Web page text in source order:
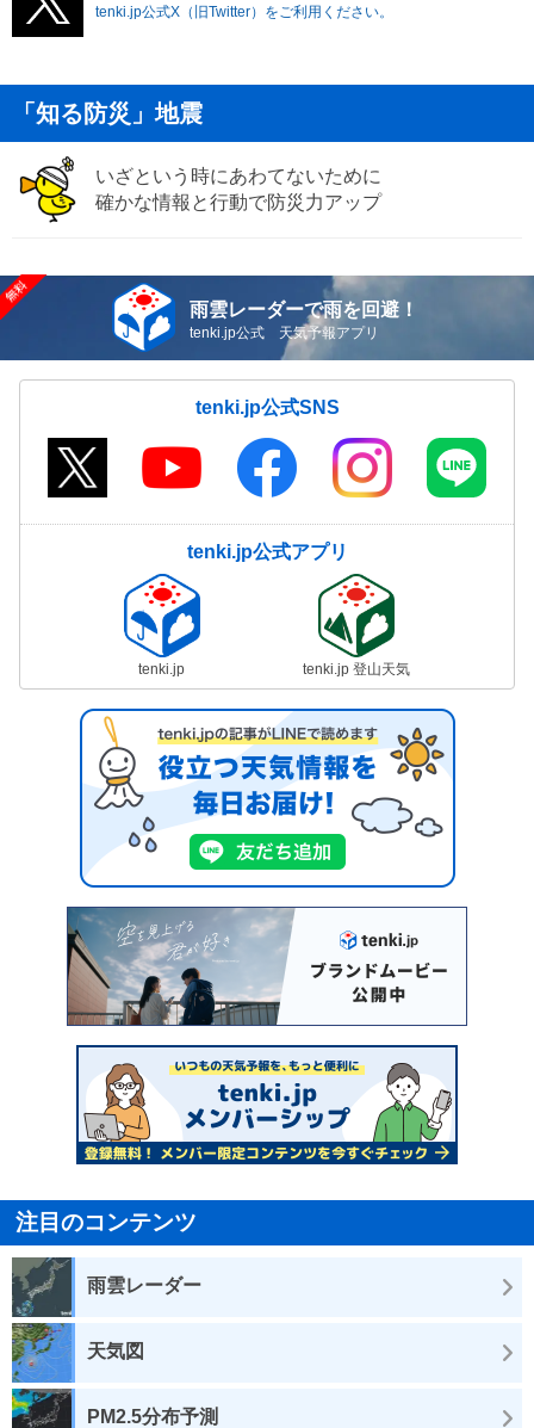
tenki.jp公式X（旧Twitter）をご利用ください。
「知る防災」地震
いざという時にあわてないために
確かな情報と行動で防災力アップ
雨雲レーダーで雨を回避！
tenki.jp公式 天気予報アプリ
tenki.jp公式SNS
tenki.jp公式アプリ
tenki.jp tenki.jp 登山天気
注目のコンテンツ
雨雲レーダー
天気図
PM2.5分布予測